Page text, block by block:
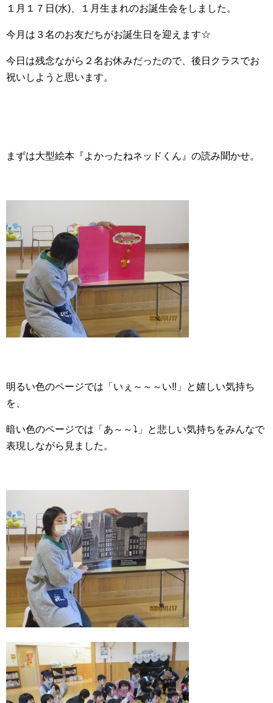
１月１７日(水)、１月生まれのお誕生会をしました。
今月は３名のお友だちがお誕生日を迎えます☆
今日は残念ながら２名お休みだったので、後日クラスでお
祝いしようと思います。
まずは大型絵本『よかったねネッドくん』の読み聞かせ。
明るい色のページでは「いぇ～～～い‼」と嬉しい気持ち
を、
暗い色のページでは「あ～～⤵」と悲しい気持ちをみんなで
表現しながら見ました。